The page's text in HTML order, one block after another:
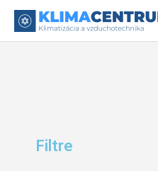
Filtre